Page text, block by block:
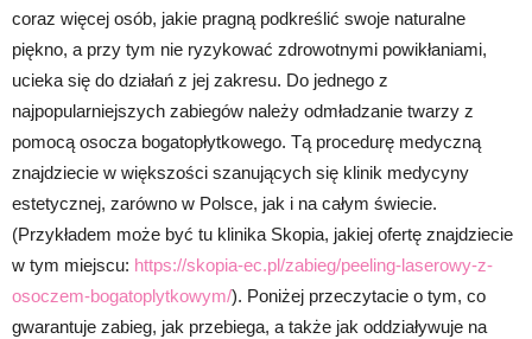
coraz więcej osób, jakie pragną podkreślić swoje naturalne
piękno, a przy tym nie ryzykować zdrowotnymi powikłaniami,
ucieka się do działań z jej zakresu. Do jednego z
najpopularniejszych zabiegów należy odmładzanie twarzy z
pomocą osocza bogatopłytkowego. Tą procedurę medyczną
znajdziecie w większości szanujących się klinik medycyny
estetycznej, zarówno w Polsce, jak i na całym świecie.
(Przykładem może być tu klinika Skopia, jakiej ofertę znajdziecie
w tym miejscu: https://skopia-ec.pl/zabieg/peeling-laserowy-z-
osoczem-bogatoplytkowym/). Poniżej przeczytacie o tym, co
gwarantuje zabieg, jak przebiega, a także jak oddziaływuje na